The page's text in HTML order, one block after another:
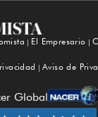
El Empresario
Aviso de
Global